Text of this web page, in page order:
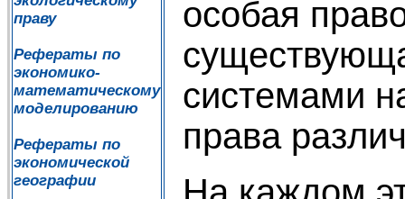
праву
Рефераты по
экономико-
математическому
моделированию
Рефераты по
экономической
географии
особая
системами
права